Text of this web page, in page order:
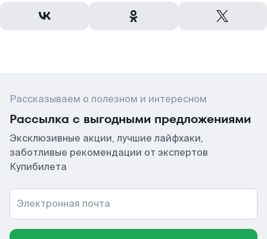
Рассказываем о полезном и интересном
Рассылка с выгодными предложениями
Эксклюзивные акции, лучшие лайфхаки,
заботливые рекомендации от экспертов
Купибилета
Электронная почта